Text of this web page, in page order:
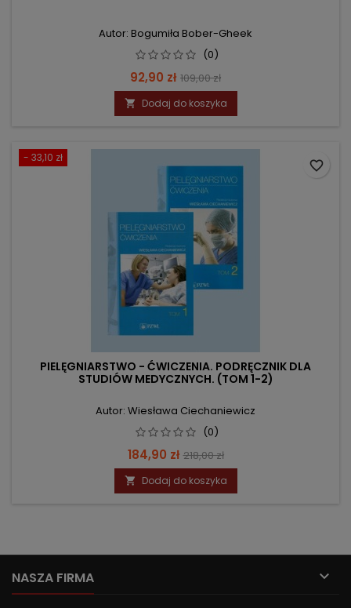
Autor: Bogumiła Bober-Gheek
(0)
Cena
92,90 zł Cena
podstawowa
109,00 zł
 Dodaj do koszyka
- 33,10 zł
PIELĘGNIARSTWO - ĆWICZENIA. PODRĘCZNIK DLA
STUDIÓW MEDYCZNYCH. (TOM 1-2)
Autor: Wiesława Ciechaniewicz
(0)
Cena
184,90 zł Cena
podstawowa
218,00 zł
 Dodaj do koszyka
favorite_border
NASZA FIRMA 